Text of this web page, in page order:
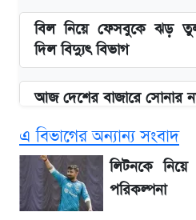
বিল নিয়ে ফেসবুকে ঝড়
দিল বিদ্যুৎ বিভাগ
আজ দেশের বাজারে সোনার
'এমবাপ্পে বাংলাদেশে'—বড়
সরকার
BCB compliance
এ বিভাগের অন্যান্য সংবাদ
লিটনকে নিয়ে
পরিকল্পনা